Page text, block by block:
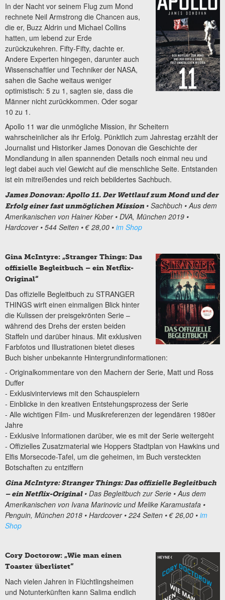
In der Nacht vor seinem Flug zum Mond
rechnete Neil Armstrong die Chancen aus,
die er, Buzz Aldrin und Michael Collins
hatten, um lebend zur Erde
zurückzukehren. Fifty-Fifty, dachte er.
Andere Experten hingegen, darunter auch
Wissenschaftler und Techniker der NASA,
sahen die Sache weitaus weniger
optimistisch: 5 zu 1, sagten sie, dass die
Männer nicht zurückkommen. Oder sogar
10 zu 1.
Apollo 11 war die unmögliche Mission, ihr Scheitern
wahrscheinlicher als ihr Erfolg. Pünktlich zum Jahrestag erzählt der
Journalist und Historiker James Donovan die Geschichte der
Mondlandung in allen spannenden Details noch einmal neu und
legt dabei auch viel Gewicht auf die menschliche Seite. Entstanden
ist ein mitreißendes und reich bebildertes Sachbuch.
James Donovan: Apollo 11. Der Wettlauf zum Mond und der
Erfolg einer fast unmöglichen Mission • Sachbuch • Aus dem
Amerikanischen von Hainer Kober • DVA, München 2019 •
Hardcover • 544 Seiten • € 28,00 • im Shop
Gina McIntyre: „Stranger Things: Das
offizielle Begleitbuch – ein Netflix-
Original“
Das offizielle Begleitbuch zu STRANGER
THINGS wirft einen einmaligen Blick hinter
die Kulissen der preisgekrönten Serie –
während des Drehs der ersten beiden
Staffeln und darüber hinaus. Mit exklusiven
Farbfotos und Illustrationen bietet dieses
Buch bisher unbekannte Hintergrundinformationen:
- Originalkommentare von den Machern der Serie, Matt und Ross
Duffer
- Exklusivinterviews mit den Schauspielern
- Einblicke in den kreativen Entstehungsprozess der Serie
- Alle wichtigen Film- und Musikreferenzen der legendären 1980er
Jahre
- Exklusive Informationen darüber, wie es mit der Serie weitergeht
- Offizielles Zusatzmaterial wie Hoppers Stadtplan von Hawkins und
Elfis Morsecode-Tafel, um die geheimen, im Buch versteckten
Botschaften zu entziffern
Gina McIntyre: Stranger Things: Das offizielle Begleitbuch
– ein Netflix-Original • Das Begleitbuch zur Serie • Aus dem
Amerikanischen von Ivana Marinovic und Melike Karamustafa •
Penguin, München 2018 • Hardcover • 224 Seiten • € 26,00 • im
Shop
Cory Doctorow: „Wie man einen
Toaster überlistet“
Nach vielen Jahren in Flüchtlingsheimen
und Notunterkünften kann Salima endlich